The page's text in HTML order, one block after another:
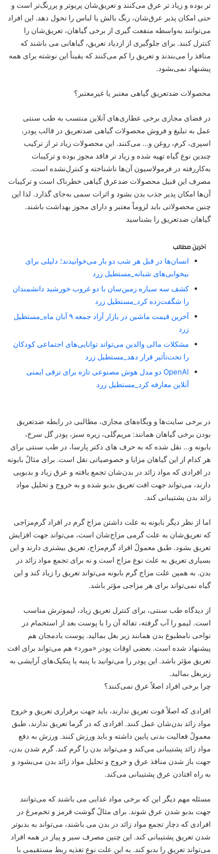
تر بوده و زیاد تر عرق می‌کنند و تعریق‌شان پربوتر و پررنگ‌تر است و
حتی امکان پذیر عرق‌شان، رنگ بالش یا لباس را تحول دهد. این افراد
می‌توانند به‌واسطه منفعت گیری از برخی گیاهان، تعریق‌شان را
کنترل کنند. برای جلوگیری از ازدیاد تعریق، گیاهانی می باشند که
منافذ را می‌بندند و تعریق را کم می‌کنند که یقیناً این نوشته برای همه
پیشنهاد نمی‌بشود.
محصولات ضدتعریق گیاهی معتبر یا غیرمعتبر؟
در فضای مجازی برخی عطاری‌های آنلاین منتسب به طب سنتی
عمل به تبلیغ و فروش محصولات گیاهی ضدتعریق در قالب پودر،
اسپری، کرم، روغن و… می‌کنند. این محصولات زیاد تر از ترکیب
چندین نوع گیاه تهیه شده و زیاد تر فاقد مجوز بوده و ترکیبات
به‌کاررفته در فرمولاسیون آن‌ها ناشناخته و کنترل‌نشده است.
مصرف این قبیل محصولات ضدعرق گیاهی خطرناک است و ترکیبات
آن‌ها امکان پذیر جذب بدن بشود و اثرات سمی به‌جای گذارد. لذا این
چنین محصولاتی باید لزوماً معتبر و دارای مجوز بهداشت باشند.
گیاهان ضدتعریق را بشناسید
آخرین مطالب
انسان‌ها در قبل هر شب دو بار می‌خوابیدند؛ دلیلی برای
بیخوابی‌های شبانه_مستطیل زرد
کشف سه سیاره زمین‌سان با دو غروب خورشید دانشمندان
را شگفت‌زده کرد_مستطیل زرد
آخرین قیمت ماشین در بازار آزاد جمعه ۹ آبان ماه_مستطیل
زرد
مشکلات مالی والدین می‌تواند توانایی‌های اجتماعی کودکان
را تحت‌تأثیر قرار دهد_مستطیل زرد
OpenAI دو مدل هوش مصنوعی تازه برای ترقی ایمنی
آنلاین معارفه کرد_مستطیل زرد
در برخی سایت‌ها و وبگاه‌های مجازی، مطالبی در رابطه ضدتعریق
بودن برخی گیاهان همانند: مریم‌گلی، زیره سبز، پودر گل سرخ،
بابونه و… نقل شده که به حرف های دکتر پارسا، در طب سنتی برای
هر کدام از این گیاهان مزایا و خصوصیاتی نقل است. برای مثالً بابونه
در افرادی که مواد زائد در بدن‌شان تجمع یافته و عرق زیاد و بدبویی
دارند، می‌تواند جهت افت تعریق بدبو شده و به خروج و تحلیل مواد
زائد بدن پشتیبانی کند.
اما از نظر دیگر بابونه به علت داشتن مزاج گرم در افراد گرم‌مزاجی
که تعریق‌شان به علت گرمی مزاج‌شان است، می‌تواند جهت افزایش
تعریق بشود. طبق معمولً افراد گرم‌مزاج، تعریق بیشتری دارند و این
بسیاری تعریق به علت نوع مزاج است و نه برای تجمع مواد زائد در
بدن. به همین علت مزاج گرم بابونه می‌تواند تعریق را زیاد کند و این
گیاه نمی‌تواند برای هر مزاجی مؤثر باشد.
از دیدگاه طب سنتی، برای کنترل تعریق زیاد، لیموترش مناسب
است. لیمو را آب گرفته، تفاله آن را با پوست بعد از استحمام در
نواحی نامطبوع بدن همانند زیر بغل بمالید. پوست بادمجان هم
پیشنهاد شده است. بعضی اوقات پودر «مورد» هم می‌تواند برای افت
تعریق مؤثر باشد. این پودر را می‌توانید با پنبه یا پنکیک‌های آرایشی به
زیربغل بمالید.
چرا برخی افراد اصلاً عرق نمی‌کنند؟
افرادی که اصلاً قوت تعریق ندارند، باید جهت برقراری تعریق و خروج
مواد زائد بدن‌شان عمل کنند. افرادی که در گرما تعریق ندارند، طبق
معمولً فعالیت بدنی پایین داشته و باید ورزش کنند. ورزش به دفع
مواد زائد پشتیبانی می‌کند و می‌تواند بدن را گرم کند. گرم شدن بدن،
جهت باز شدن منافذ عرق و خروج و تحلیل مواد زائد بدن می‌بشود و
به راه افتادن عرق پشتیبانی می‌کند.
مسئله مهم دیگر این که برخی مواد غذایی می باشند که می‌توانند
جهت بدبو شدن عرق شوند. برای مثالً گوشت قرمز و تخم‌مرغ در
افرادی که دچار تجمع مواد زائد در بدن می باشند، می‌تواند به بدبوتر
شدن تعریق پشتیبانی کند. این چنین مصرف سیر و پیاز در همه افراد
می‌تواند تعریق را بدبو کند. به این علت نوع تغذیه ربط مستقیمی با